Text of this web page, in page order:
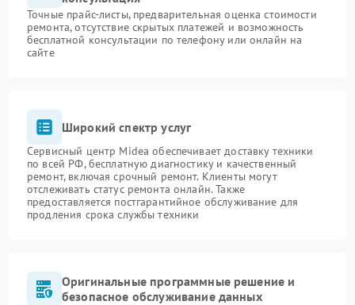
Точные прайс-листы, предварительная оценка стоимости
ремонта, отсутствие скрытых платежей и возможность
бесплатной консультации по телефону или онлайн на
сайте
Широкий спектр услуг
Сервисный центр Midea обеспечивает доставку техники
по всей РФ, бесплатную диагностику и качественный
ремонт, включая срочный ремонт. Клиенты могут
отслеживать статус ремонта онлайн. Также
предоставляется постгарантийное обслуживание для
продления срока службы техники
Оригинальные программные решение и
безопасное обслуживание данных